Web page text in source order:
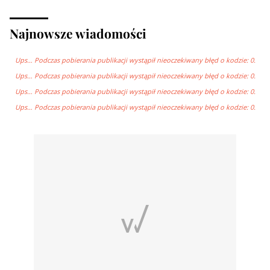
Najnowsze wiadomości
Ups… Podczas pobierania publikacji wystąpił nieoczekiwany błęd o kodzie: 0.
Ups… Podczas pobierania publikacji wystąpił nieoczekiwany błęd o kodzie: 0.
Ups… Podczas pobierania publikacji wystąpił nieoczekiwany błęd o kodzie: 0.
Ups… Podczas pobierania publikacji wystąpił nieoczekiwany błęd o kodzie: 0.